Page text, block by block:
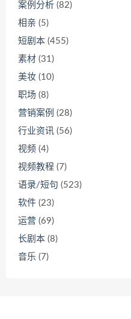
案例分析 (82)
相亲 (5)
短剧本 (455)
素材 (31)
美妆 (10)
职场 (8)
营销案例 (28)
行业资讯 (56)
视频 (4)
视频教程 (7)
语录/短句 (523)
软件 (23)
运营 (69)
长剧本 (8)
音乐 (7)